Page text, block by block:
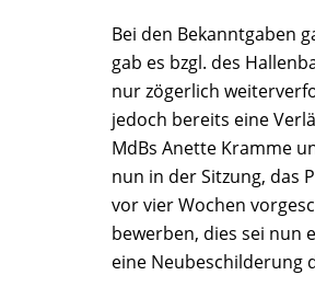
Bei den Bekanntgaben
gab es bzgl. des
nur zögerlich
jedoch bereits eine
MdBs Anette Kramme
nun in der Sitzung, das
vor vier Wochen
bewerben, dies sei nun
eine Neubeschilderung